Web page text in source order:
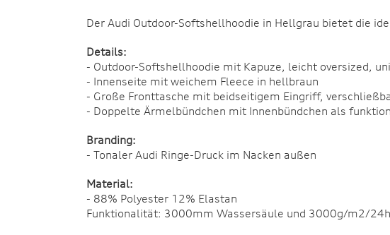
Der Audi Outdoor-Softshellhoodie in Hellgrau bietet die
Details:
- Outdoor-Softshellhoodie mit Kapuze, leicht oversized,
- Innenseite mit weichem Fleece in hellbraun
- Große Fronttasche mit beidseitigem Eingriff,
- Doppelte Ärmelbündchen mit Innenbündchen als
Branding:
- Tonaler Audi Ringe-Druck im Nacken außen
Material:
- 88% Polyester 12% Elastan
Funktionalität: 3000mm Wassersäule und 3000g/m2/